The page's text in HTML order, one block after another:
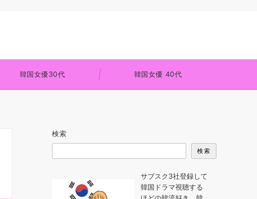
韓国女優30代 韓国女優 40代
検索
検索
サブスク3社登録して
韓国ドラマ視聴する